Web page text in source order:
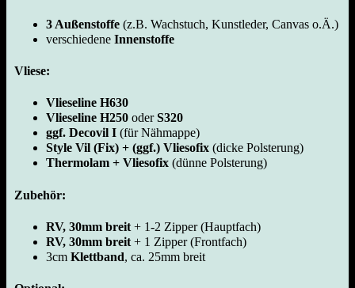
3 Außenstoffe (z.B. Wachstuch, Kunstleder, Canvas o.Ä.)
verschiedene Innenstoffe
Vliese:
Vlieseline H630
Vlieseline H250 oderS320
ggf. Decovil I (für Nähmappe)
Style Vil (Fix) + (ggf.) Vliesofix (dicke Polsterung)
Thermolam + Vliesofix (dünne Polsterung)
Zubehör:
RV, 30mm breit + 1-2 Zipper (Hauptfach)
RV, 30mm breit + 1 Zipper (Frontfach)
3cm Klettband, ca. 25mm breit